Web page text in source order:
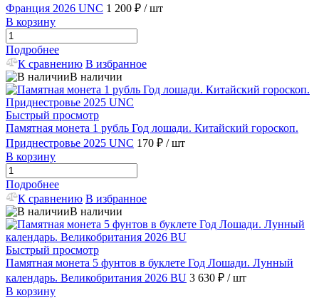
Франция 2026 UNC 1 200 ₽ / шт
В корзину
Подробнее
К сравнению В избранное
В наличии
Быстрый просмотр
Памятная монета 1 рубль Год лошади. Китайский гороскоп.
Приднестровье 2025 UNC 170 ₽ / шт
В корзину
Подробнее
К сравнению В избранное
В наличии
Быстрый просмотр
Памятная монета 5 фунтов в буклете Год Лошади. Лунный
календарь. Великобритания 2026 BU 3 630 ₽ / шт
В корзину